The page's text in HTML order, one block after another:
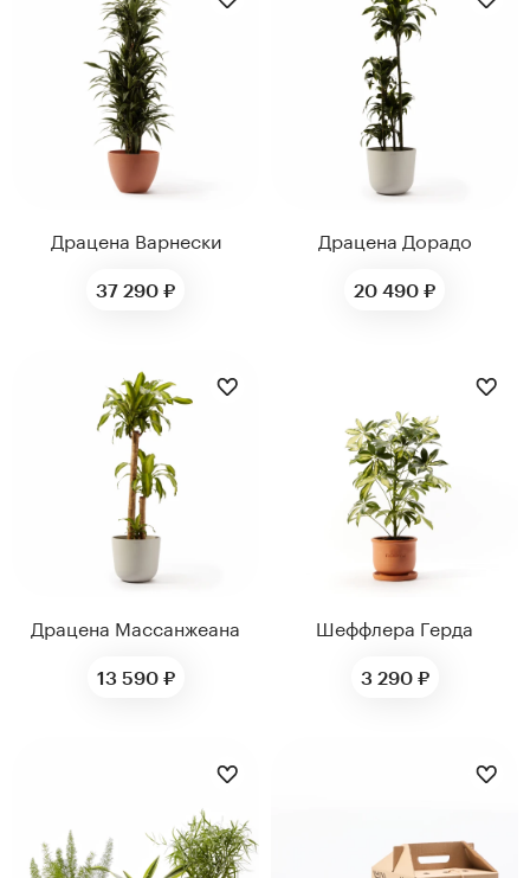
Драцена Варнески
37 290 ₽
Драцена Дорадо
20 490 ₽
ДИАМЕТР ГОРШКА,
Драцена Массанжеана
13 590 ₽
ДИАМЕТР ГОРШКА,
Шеффлера Герда
3 290 ₽